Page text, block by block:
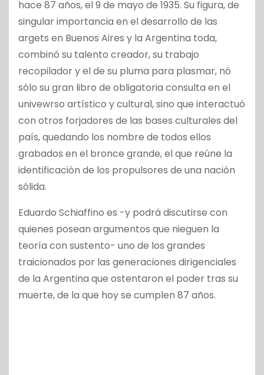
hace 87 años, el 9 de mayo de 1935. Su figura, de
singular importancia en el desarrollo de las
argets en Buenos Aires y la Argentina toda,
combinó su talento creador, su trabajo
recopilador y el de su pluma para plasmar, nó
sólo su gran libro de obligatoria consulta en el
univewrso artístico y cultural, sino que interactuó
con otros forjadores de las bases culturales del
país, quedando los nombre de todos ellos
grabados en el bronce grande, el que reúne la
identificación de los propulsores de una nación
sólida.
Eduardo Schiaffino es -y podrá discutirse con
quienes posean argumentos que nieguen la
teoría con sustento- uno de los grandes
traicionados por las generaciones dirigenciales
de la Argentina que ostentaron el poder tras su
muerte, de la que hoy se cumplen 87 años.